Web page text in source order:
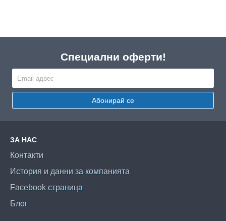
Специални оферти!
Абонирай се
ЗА НАС
Контакти
История и данни за компанията
Facebook страница
Блог